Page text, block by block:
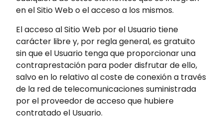
en el Sitio Web o el acceso a los mismos.
El acceso al Sitio Web por el Usuario tiene
carácter libre y, por regla general, es gratuito
sin que el Usuario tenga que proporcionar una
contraprestación para poder disfrutar de ello,
salvo en lo relativo al coste de conexión a través
de la red de telecomunicaciones suministrada
por el proveedor de acceso que hubiere
contratado el Usuario.